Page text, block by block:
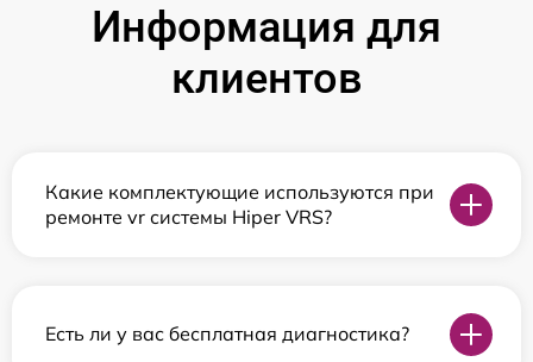
Информация для
клиентов
Какие комплектующие используются при
ремонте vr системы Hiper VRS?
Есть ли у вас бесплатная диагностика?